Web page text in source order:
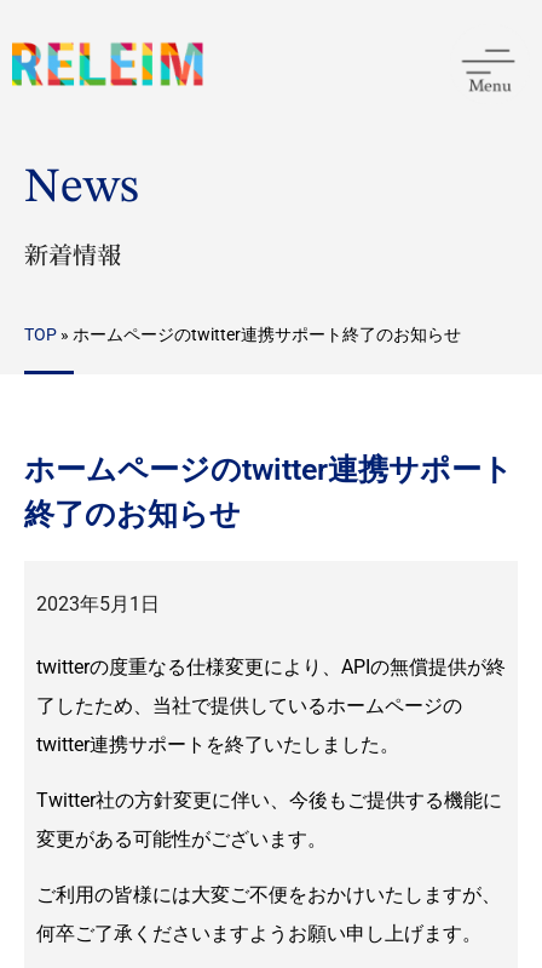
News
新着情報
TOP » ホームページのtwitter連携サポート終了のお知らせ
ホームページのtwitter連携サポート
終了のお知らせ
2023年5月1日
twitterの度重なる仕様変更により、APIの無償提供が終
了したため、当社で提供しているホームページの
twitter連携サポートを終了いたしました。
Twitter社の方針変更に伴い、今後もご提供する機能に
変更がある可能性がございます。
ご利用の皆様には大変ご不便をおかけいたしますが、
何卒ご了承くださいますようお願い申し上げます。